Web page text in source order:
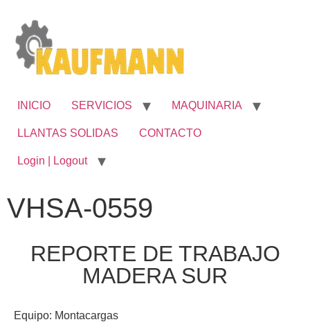
INICIO SERVICIOS MAQUINARIA
LLANTAS SOLIDAS CONTACTO
Login | Logout
VHSA-0559
REPORTE DE TRABAJO
MADERA SUR
Equipo: Montacargas